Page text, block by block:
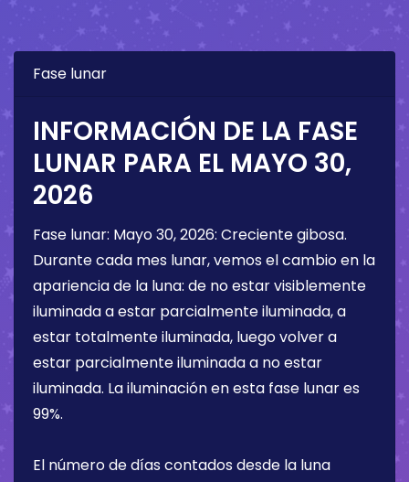
Fase lunar
INFORMACIÓN DE LA FASE
LUNAR PARA EL MAYO 30,
2026
Fase lunar: Mayo 30, 2026: Creciente gibosa.
Durante cada mes lunar, vemos el cambio en la
apariencia de la luna: de no estar visiblemente
iluminada a estar parcialmente iluminada, a
estar totalmente iluminada, luego volver a
estar parcialmente iluminada a no estar
iluminada. La iluminación en esta fase lunar es
99%.
El número de días contados desde la luna